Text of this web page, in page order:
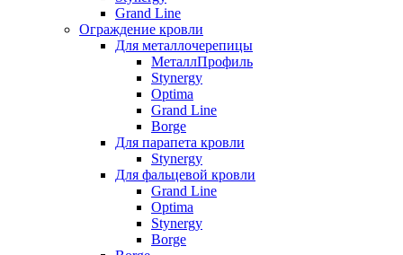
Grand Line
Ограждение кровли
Для металлочерепицы
МеталлПрофиль
Stynergy
Optima
Grand Line
Borge
Для парапета кровли
Stynergy
Для фальцевой кровли
Grand Line
Optima
Stynergy
Borge